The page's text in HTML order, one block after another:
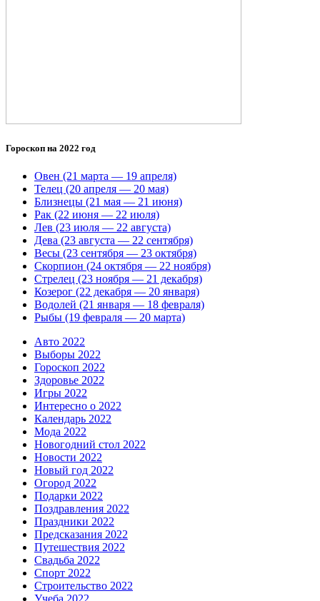
Гороскоп на 2022 год
Овен (21 марта — 19 апреля)
Телец (20 апреля — 20 мая)
Близнецы (21 мая — 21 июня)
Рак (22 июня — 22 июля)
Лев (23 июля — 22 августа)
Дева (23 августа — 22 сентября)
Весы (23 сентября — 23 октября)
Скорпион (24 октября — 22 ноября)
Стрелец (23 ноября — 21 декабря)
Козерог (22 декабря — 20 января)
Водолей (21 января — 18 февраля)
Рыбы (19 февраля — 20 марта)
Авто 2022
Выборы 2022
Гороскоп 2022
Здоровье 2022
Игры 2022
Интересно о 2022
Календарь 2022
Мода 2022
Новогодний стол 2022
Новости 2022
Новый год 2022
Огород 2022
Подарки 2022
Поздравления 2022
Праздники 2022
Предсказания 2022
Путешествия 2022
Свадьба 2022
Спорт 2022
Строительство 2022